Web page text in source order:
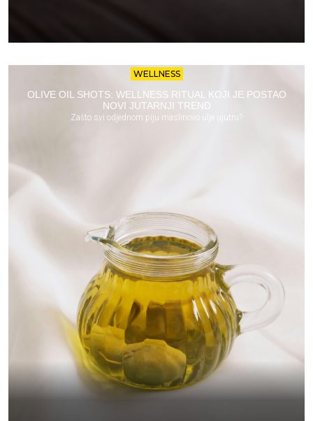
WELLNESS
OLIVE OIL SHOTS: WELLNESS RITUAL KOJI JE POSTAO
NOVI JUTARNJI TREND
Zašto svi odjednom piju maslinovo ulje ujutru?